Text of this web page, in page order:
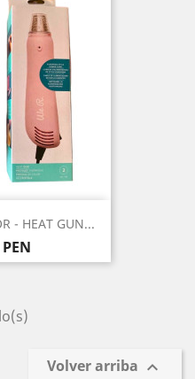
- HEAT GUN...
Volver arriba 